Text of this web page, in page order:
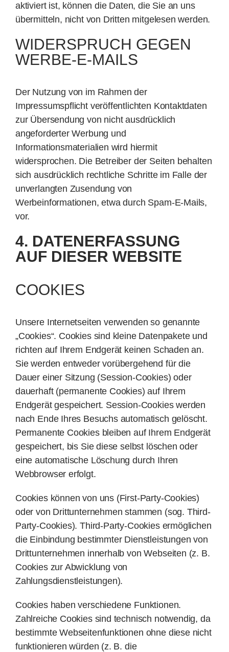
aktiviert ist, können die Daten, die Sie an uns
übermitteln, nicht von Dritten mitgelesen werden.
WIDERSPRUCH GEGEN
WERBE-E-MAILS
Der Nutzung von im Rahmen der
Impressumspflicht veröffentlichten Kontaktdaten
zur Übersendung von nicht ausdrücklich
angeforderter Werbung und
Informationsmaterialien wird hiermit
widersprochen. Die Betreiber der Seiten behalten
sich ausdrücklich rechtliche Schritte im Falle der
unverlangten Zusendung von
Werbeinformationen, etwa durch Spam-E-Mails,
vor.
4. DATENERFASSUNG
AUF DIESER WEBSITE
COOKIES
Unsere Internetseiten verwenden so genannte
„Cookies“. Cookies sind kleine Datenpakete und
richten auf Ihrem Endgerät keinen Schaden an.
Sie werden entweder vorübergehend für die
Dauer einer Sitzung (Session-Cookies) oder
dauerhaft (permanente Cookies) auf Ihrem
Endgerät gespeichert. Session-Cookies werden
nach Ende Ihres Besuchs automatisch gelöscht.
Permanente Cookies bleiben auf Ihrem Endgerät
gespeichert, bis Sie diese selbst löschen oder
eine automatische Löschung durch Ihren
Webbrowser erfolgt.
Cookies können von uns (First-Party-Cookies)
oder von Drittunternehmen stammen (sog. Third-
Party-Cookies). Third-Party-Cookies ermöglichen
die Einbindung bestimmter Dienstleistungen von
Drittunternehmen innerhalb von Webseiten (z. B.
Cookies zur Abwicklung von
Zahlungsdienstleistungen).
Cookies haben verschiedene Funktionen.
Zahlreiche Cookies sind technisch notwendig, da
bestimmte Webseitenfunktionen ohne diese nicht
funktionieren würden (z. B. die